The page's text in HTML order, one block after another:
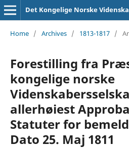
Det Kongelige Norske
Home / Archives / 1813-1817 /
Forestilling fra
kongelige norske
allerhøiest
Statuter for
Dato 25. Maj 1811